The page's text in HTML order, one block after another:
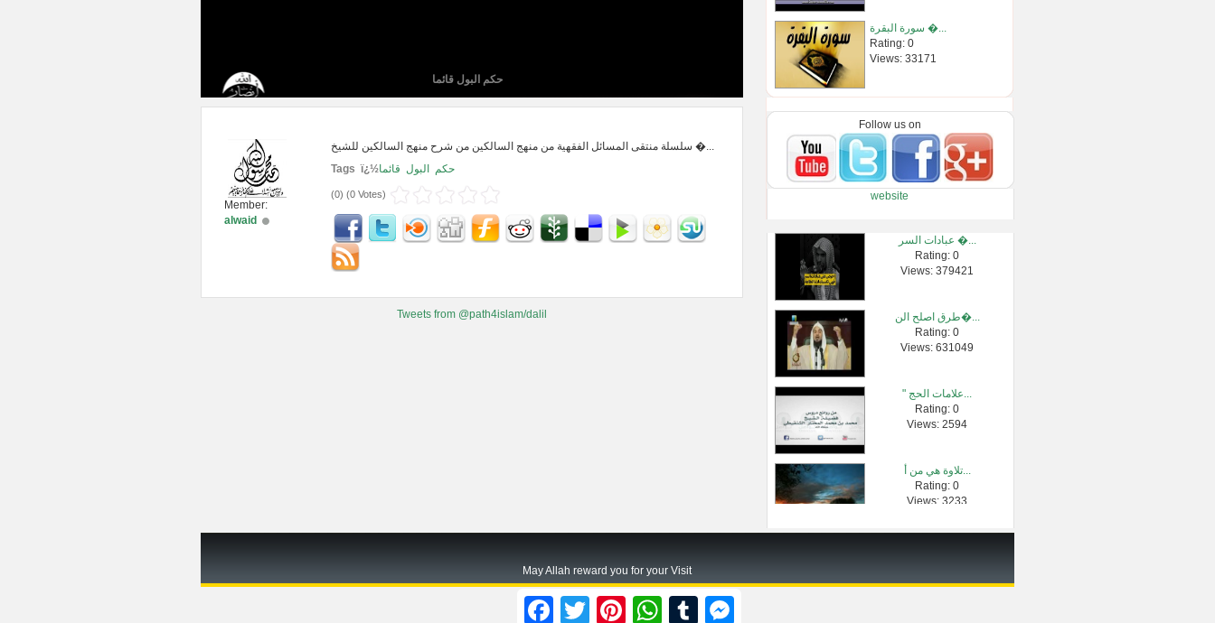
حكم البول قائما
Member:
alwaid
سلسلة منتقى المسائل الفقهية من منهج السالكين من شرح منهج السالكين للشيخ �...
Tags ï¿½
حكم البول قائما
(0) (0 Votes)
Tweets from @path4islam/dalil
سورة البقرة �...
Rating: 0
Views: 33171
Rating: 0
Views: 3672
قوة الصمت… ك...
Rating: 0
الدرس 1 شرح م�...
Rating: 0
توفيت وفي بط�...
Rating: 0
وقفات مع سور�...
Rating: 0
هل يجوز تقبي�...
Rating: 0
Follow us on
website
عبادات السر �...
Rating: 0
Views: 379421
طرق اصلح الن�...
Rating: 0
Views: 631049
" علامات الحج...
Rating: 0
Views: 2594
تلاوة هي من أ...
Rating: 0
Views: 3233
May Allah reward you for your Visit
FacebookTwitter Pinterest WhatsAppTumblr